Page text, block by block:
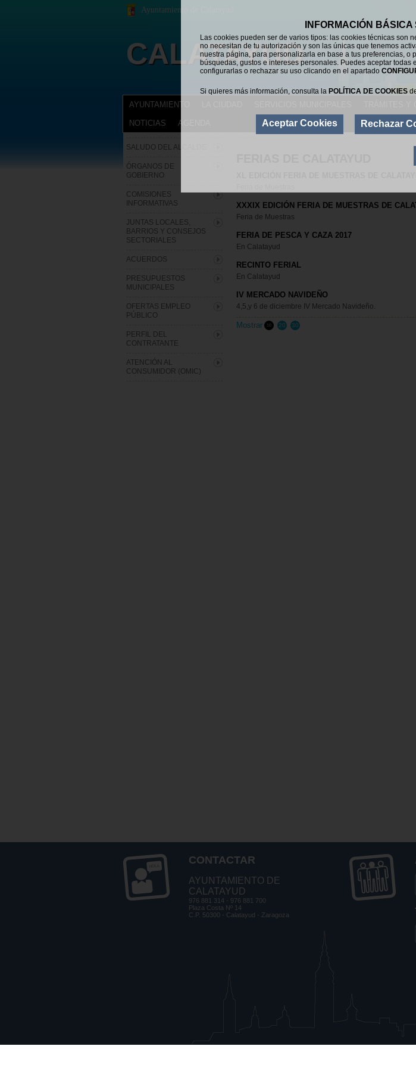
INFORMACIÓN
Las cookies pueden ser de varios tipos: las cookies técnicas son
no necesitan de tu autorización y son las únicas que tenemos
nuestra página, para personalizarla en base a tus preferencias, o
búsquedas, gustos e intereses personales. Puedes aceptar todas
configurarlas o rechazar su uso clicando en el apartado
Si quieres más información, consulta la POLÍTICA DE COOKIES
Aceptar Cookies Rechazar
XXXIX EDICIÓN FERIA DE MUESTRAS DE
Feria de Muestras
FERIA DE PESCA Y CAZA 2017
En Calatayud
RECINTO FERIAL
En Calatayud
IV MERCADO NAVIDEÑO
4,5,y 6 de diciembre IV Mercado Navideño.
Mostrar 10 20 30
Estás en:
AYUNTAMIENTO
SALUDO DEL ALCALDE
ÓRGANOS DE
GOBIERNO
COMISIONES
INFORMATIVAS
JUNTAS LOCALES,
BARRIOS Y CONSEJOS
SECTORIALES
ACUERDOS
PRESUPUESTOS
MUNICIPALES
OFERTAS EMPLEO
PÚBLICO
PERFIL DEL
CONTRATANTE
ATENCIÓN AL
CONSUMIDOR (OMIC)
AYUNTAMIENTO
NOTICIAS AGENDA
Ayuntamiento de Calatayud
CALATAYUD
CONTACTAR
AYUNTAMIENTO DE
CALATAYUD
976 881 314 - 976 881 700
Plaza Costa Nº 14
C.P. 50300 - Calatayud - Zaragoza